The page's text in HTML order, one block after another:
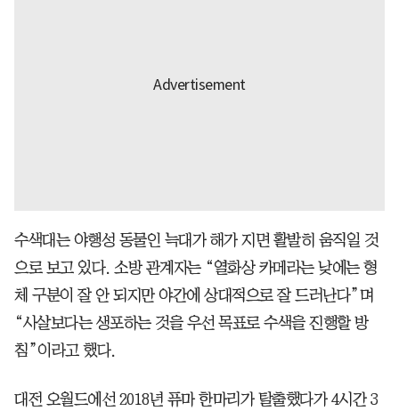
수색대는 야행성 동물인 늑대가 해가 지면 활발히 움직일 것
으로 보고 있다. 소방 관계자는 “열화상 카메라는 낮에는 형
체 구분이 잘 안 되지만 야간에 상대적으로 잘 드러난다”며
“사살보다는 생포하는 것을 우선 목표로 수색을 진행할 방
침”이라고 했다.
대전 오월드에선 2018년 퓨마 한마리가 탈출했다가 4시간 3